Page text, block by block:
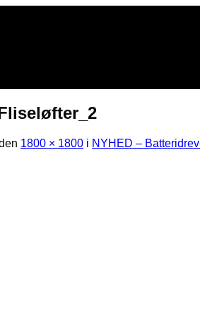
1800 × 1800 i NYHED –